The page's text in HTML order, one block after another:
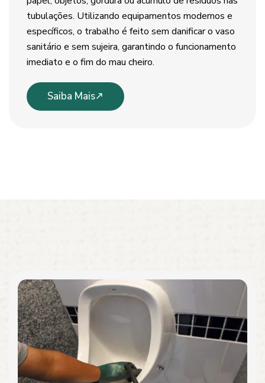
tubulações. Utilizando equipamentos modernos e
específicos, o trabalho é feito sem danificar o vaso
sanitário e sem sujeira, garantindo o funcionamento
imediato e o fim do mau cheiro.
Saiba Mais